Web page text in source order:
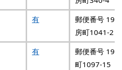
有
郵便番号
房町1041-2
有
郵便番号
町1097-15